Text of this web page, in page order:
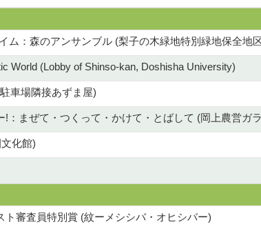
ム：森のアンサンブル (梨子の木緑地特別緑地保全地
World (Lobby of Shinso-kan, Doshisha University)
車場隣接あずま屋)
!：まぜて・つくって・かけて・とばして (岡上農営ガ
化館)
審査員特別賞 (紋ーメシシバ・オヒシバー)